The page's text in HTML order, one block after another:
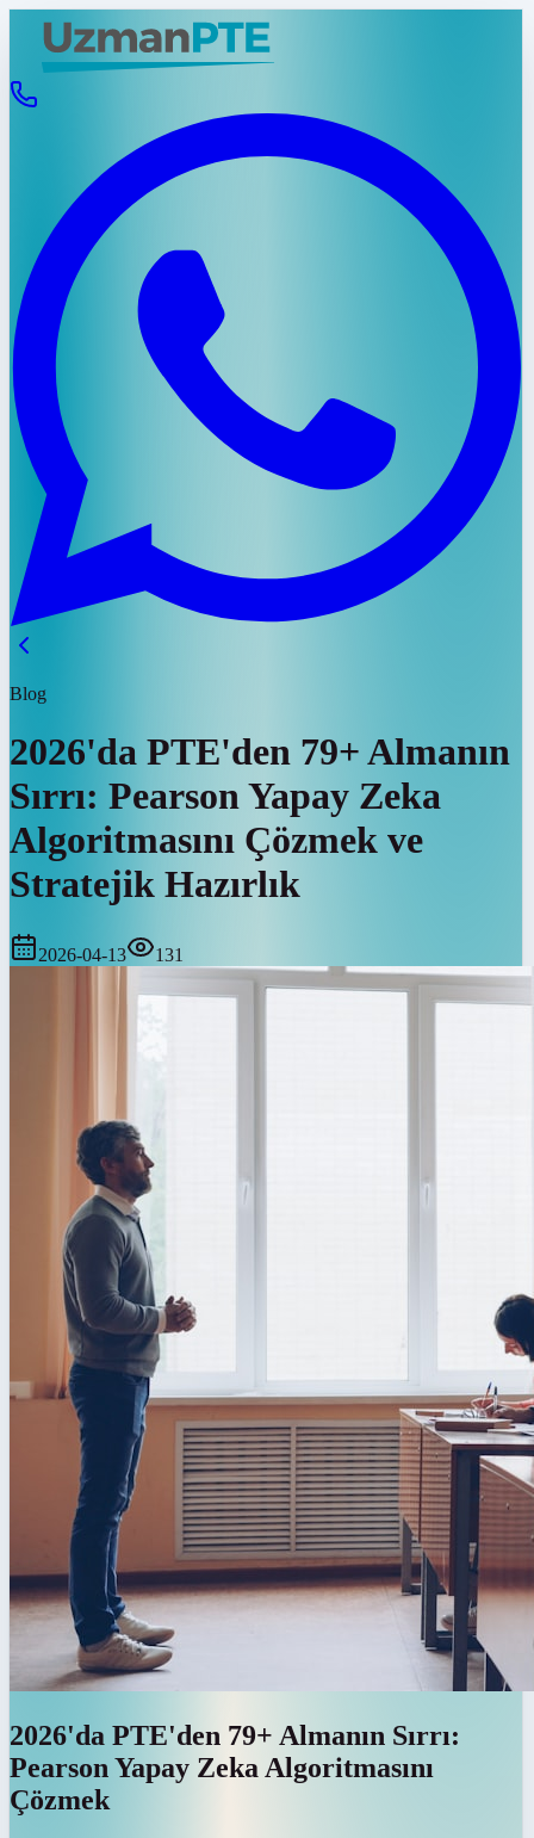
Blog
2026'da PTE'den 79+ Almanın
Sırrı: Pearson Yapay Zeka
Algoritmasını Çözmek ve
Stratejik Hazırlık
2026-04-13 131
2026'da PTE'den 79+ Almanın Sırrı:
Pearson Yapay Zeka Algoritmasını
Çözmek